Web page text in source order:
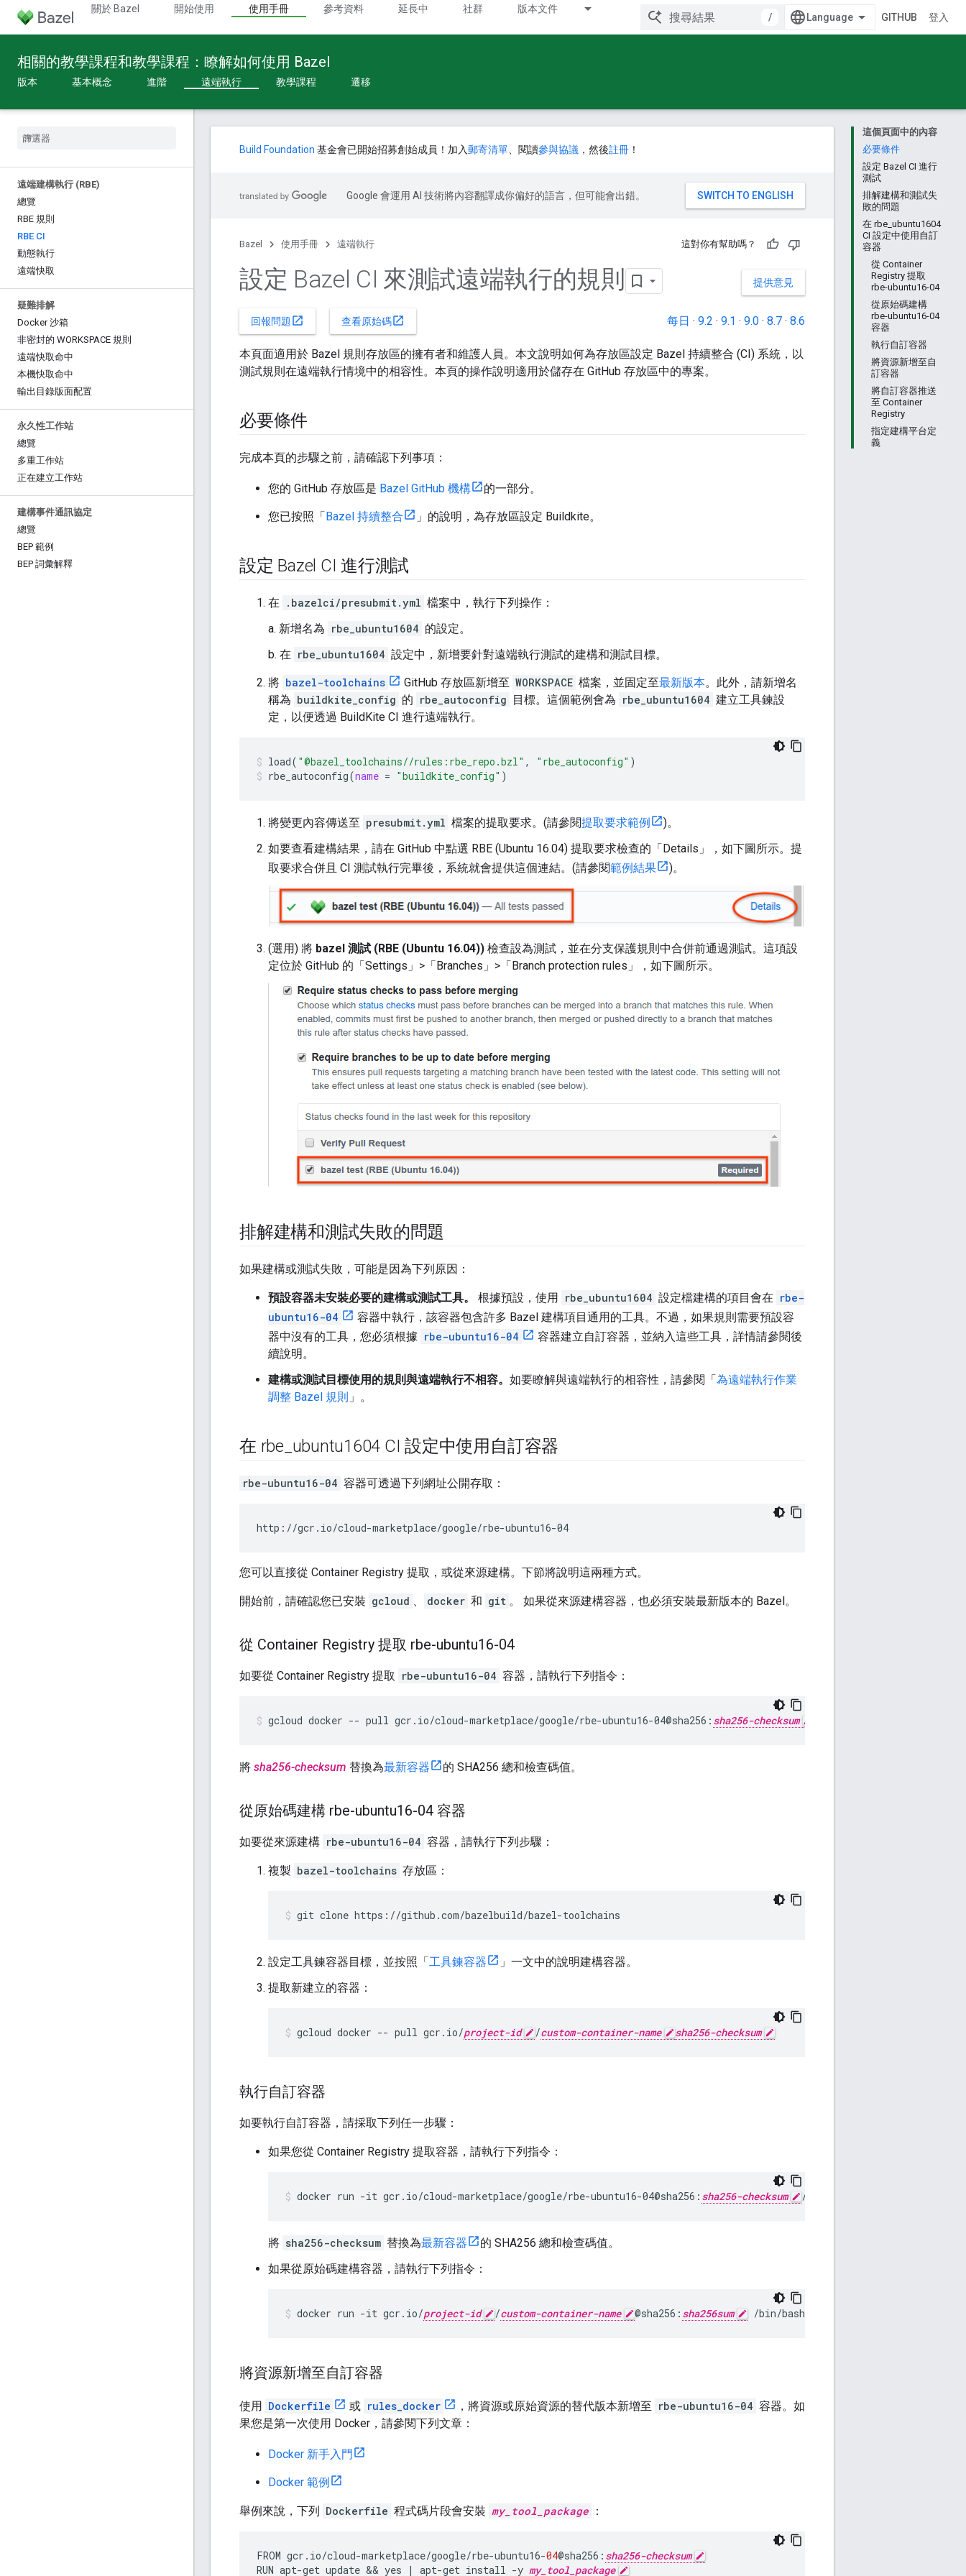
關於 Bazel 開始使用 使用手冊 參考資料 延長中 社群 版本文件
/ GITHUB 登入
相關的教學課程和教學課程：瞭解如何使用 Bazel
版本 基本概念 進階 遠端執行 教學課程 遷移
遠端建構執行 (RBE)
總覽
RBE 規則
RBE CI
動態執行
遠端快取
疑難排解
Docker 沙箱
非密封的 WORKSPACE 規則
遠端快取命中
本機快取命中
輸出目錄版面配置
永久性工作站
總覽
多重工作站
正在建立工作站
建構事件通訊協定
總覽
BEP 範例
BEP 詞彙解釋
這個頁面中的內容
必要條件
設定 Bazel CI 進行
測試
排解建構和測試失
敗的問題
在 rbe_ubuntu1604
CI 設定中使用自訂
容器
從 Container
Registry 提取
rbe-ubuntu16-04
從原始碼建構
rbe-ubuntu16-04
容器
執行自訂容器
將資源新增至自
訂容器
將自訂容器推送
至 Container
Registry
指定建構平台定
義
Build Foundation 基金會已開始招募創始成員！加入郵寄清單 、閱讀參與協議 ，然後註冊 ！
Google 會運用 AI 技術將內容翻譯成你偏好的語言，但可能會出錯。
Bazel 使用手冊 遠端執行 這對你有幫助嗎？
提供意見
設定 Bazel CI 來測試遠端執行的規則
回報問題 open_in_new 查看原始碼open_in_new 每日 · 9.2 · 9.1 · 9.0 · 8.7 · 8.6
本頁面適用於 Bazel 規則存放區的擁有者和維護人員。本文說明如何為存放區設定 Bazel 持續整合 (CI) 系統，以
測試規則在遠端執行情境中的相容性。本頁的操作說明適用於儲存在 GitHub 存放區中的專案。
必要條件
完成本頁的步驟之前，請確認下列事項：
您的 GitHub 存放區是 Bazel GitHub 機構 的一部分。
您已按照「Bazel 持續整合 」的說明，為存放區設定 Buildkite。
設定 Bazel CI 進行測試
在 .bazelci/presubmit.yml 檔案中，執行下列操作：
a. 新增名為 rbe_ubuntu1604 的設定。
b. 在 rbe_ubuntu1604 設定中，新增要針對遠端執行測試的建構和測試目標。
將 bazel-toolchains GitHub 存放區新增至 WORKSPACE 檔案，並固定至最新版本。此外，請新增名
稱為 buildkite_config 的 rbe_autoconfig 目標。這個範例會為 rbe_ubuntu1604 建立工具鍊設
定，以便透過 BuildKite CI 進行遠端執行。
load( "@bazel_toolchains//rules:rbe_repo.bzl" , "rbe_autoconfig" )
rbe_autoconfig(name = "buildkite_config" )
將變更內容傳送至 presubmit.yml 檔案的提取要求。(請參閱提取要求範例
)。
如要查看建構結果，請在 GitHub 中點選 RBE (Ubuntu 16.04) 提取要求檢查的「Details」
，如下圖所示。提
取要求合併且 CI 測試執行完畢後，系統就會提供這個連結。(請參閱範例結果 )。
(選用) 將 bazel 測試 (RBE (Ubuntu 16.04)) 檢查設為測試，並在分支保護規則中合併前通過測試。這項設
定位於 GitHub 的「Settings」>「Branches」>「Branch protection rules」
，如下圖所示。
排解建構和測試失敗的問題
如果建構或測試失敗，可能是因為下列原因：
預設容器未安裝必要的建構或測試工具。 根據預設，使用 rbe_ubuntu1604 設定檔建構的項目會在 rbe-
ubuntu16-04
容器中執行，該容器包含許多 Bazel 建構項目通用的工具。不過，如果規則需要預設容
器中沒有的工具，您必須根據 rbe-ubuntu16-04
容器建立自訂容器，並納入這些工具，詳情請參閱後
續說明。
建構或測試目標使用的規則與遠端執行不相容。 如要瞭解與遠端執行的相容性，請參閱「為遠端執行作業
調整 Bazel 規則 」。
在 rbe ubuntu1604 CI 設定中使用自訂容器
rbe-ubuntu16-04 容器可透過下列網址公開存取：
您可以直接從 Container Registry 提取，或從來源建構。下節將說明這兩種方式。
開始前，請確認您已安裝 gcloud 、 docker 和 git 。 如果從來源建構容器，也必須安裝最新版本的 Bazel。
從 Container Registry 提取 rbe-ubuntu16-04
如要從 Container Registry 提取 rbe-ubuntu16-04 容器，請執行下列指令：
gcloud docker -- pull gcr.io/cloud-marketplace/google/rbe-ubuntu16-04@sha256: sha256-checksum
將 sha256-checksum 替換為最新容器 的 SHA256 總和檢查碼值。
從原始碼建構 rbe-ubuntu16-04 容器
如要從來源建構 rbe-ubuntu16-04 容器，請執行下列步驟：
複製 bazel-toolchains 存放區：
git clone https://github.com/bazelbuild/bazel-toolchains
設定工具鍊容器目標，並按照「工具鍊容器
」一文中的說明建構容器。
提取新建立的容器：
gcloud docker -- pull gcr.io/project-id /custom-container-name sha256-checksum
執行自訂容器
如要執行自訂容器，請採取下列任一步驟：
如果您從 Container Registry 提取容器，請執行下列指令：
docker run -it gcr.io/cloud-marketplace/google/rbe-ubuntu16-04@sha256: sha256-checksum /bin/bash
將 sha256-checksum 替換為最新容器
的 SHA256 總和檢查碼值。
如果從原始碼建構容器，請執行下列指令：
docker run -it gcr.io/project-id /custom-container-name @sha256: sha256sum /bin/bash
將資源新增至自訂容器
使用 Dockerfile 或 rules_docker ，將資源或原始資源的替代版本新增至 rbe-ubuntu16-04 容器。如
果您是第一次使用 Docker，請參閱下列文章：
Docker 新手入門
Docker 範例
舉例來說，下列 Dockerfile 程式碼片段會安裝 my_tool_package ：
FROM gcr . io/cloud-marketplace/google/rbe-ubuntu16-04@sha256 : sha256-checksum
RUN apt-get update && yes | apt-get install -y my_tool_package